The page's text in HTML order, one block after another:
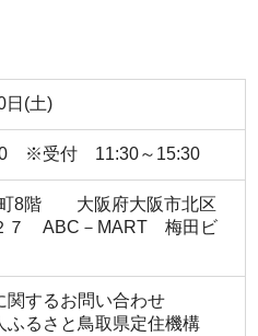
日(土)
※受付 11:30～15:30
町8階 大阪府大阪市北区
７ ABC－MART 梅田ビ
関するお問い合わせ
ふるさと鳥取県定住機構